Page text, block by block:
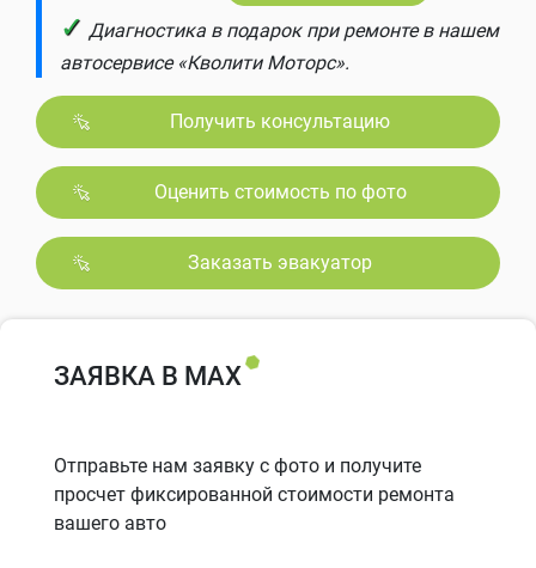
✓ Диагностика в подарок при ремонте в нашем
автосервисе «Кволити Моторс».
Получить консультацию
Оценить стоимость по фото
Заказать эвакуатор
ЗАЯВКА В MAX
Отправьте нам заявку с фото и получите
просчет фиксированной стоимости ремонта
вашего авто